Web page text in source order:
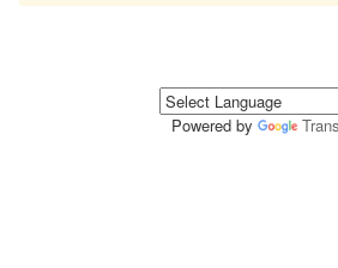
Powered by